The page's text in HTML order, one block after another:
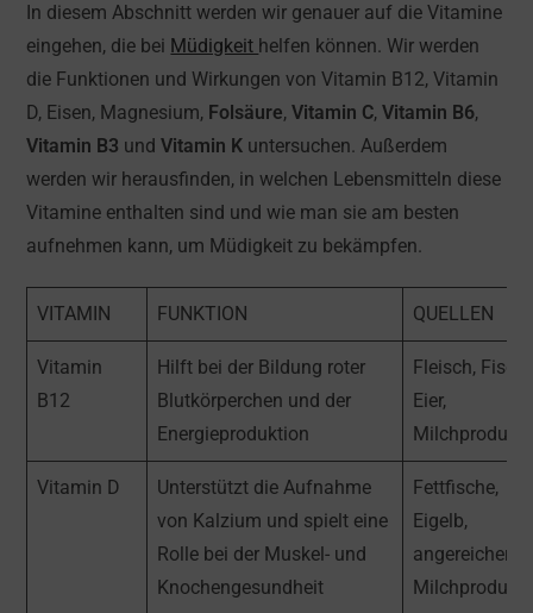
In diesem Abschnitt werden wir genauer auf die Vitamine
eingehen, die bei Müdigkeit helfen können. Wir werden
die Funktionen und Wirkungen von Vitamin B12, Vitamin
D, Eisen, Magnesium, Folsäure,Vitamin C,Vitamin B6,
Vitamin B3 undVitamin K untersuchen. Außerdem
werden wir herausfinden, in welchen Lebensmitteln diese
Vitamine enthalten sind und wie man sie am besten
aufnehmen kann, um Müdigkeit zu bekämpfen.
VITAMIN FUNKTION QUELLEN
Vitamin
B12
Hilft bei der Bildung roter
Blutkörperchen und der
Energieproduktion
Fleisch, Fisch,
Eier,
Milchprodukte
Vitamin D
Unterstützt die Aufnahme
von Kalzium und spielt eine
Rolle bei der Muskel- und
Knochengesundheit
Fettfische,
Eigelb,
angereicherte
Milchprodukte